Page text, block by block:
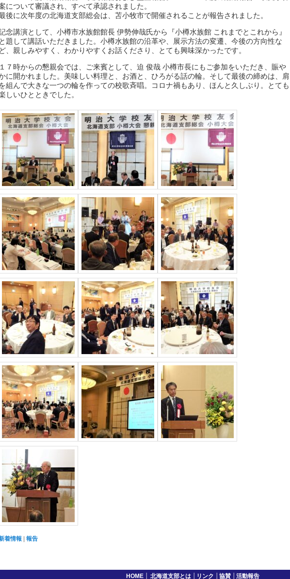
について審議され、すべて承認されました。
後に次年度の北海道支部総会は、苫小牧市で開催されることが報告されました。
念講演として、小樽市水族館館長 伊勢伸哉氏から『小樽水族館 これまでとこれから』
と題して講話いただきました。小樽水族館の沿革や、展示方法の変遷、今後の方向性な
ど、親しみやすく、わかりやすくお話くださり、とても興味深かったです。
１７時からの懇親会では、ご来賓として、迫 俊哉 小樽市長にもご参加をいただき、賑や
に開かれました。美味しい料理と、お酒と、ひろがる話の輪。そして最後の締めは、肩
を組んで大きな一つの輪を作っての校歌斉唱。コロナ禍もあり、ほんと久しぶり。とても
しいひとときでした。
着情報 報告
HOME 北海道支部とは リンク 協賛 活動報告